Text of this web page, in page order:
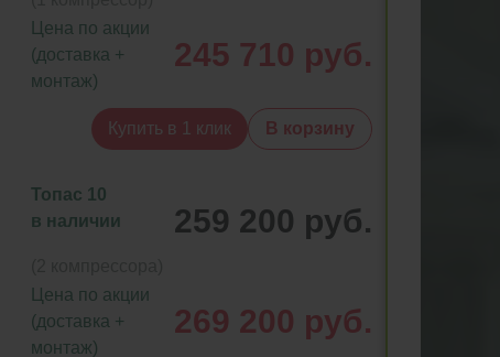
Цена по акции
(доставка +
монтаж)
245 710 руб.
Купить в 1 клик В корзину
Топас 10
в наличии
259 200 руб.
Цена по акции
(доставка +
монтаж)
269 200 руб.